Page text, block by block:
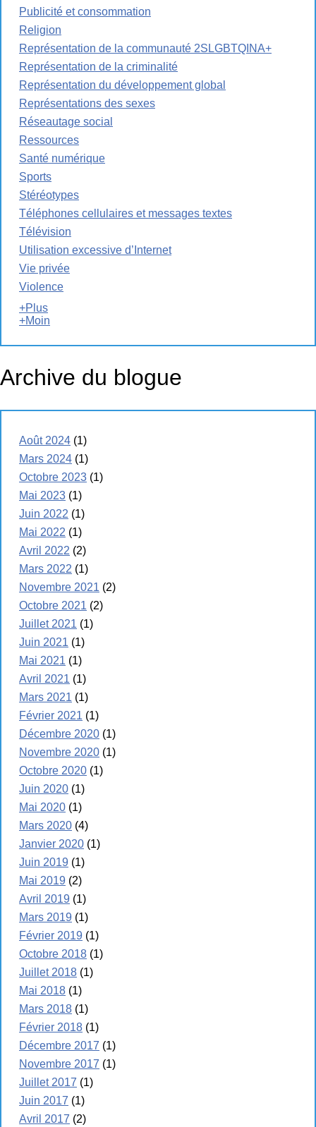
Publicité et consommation
Religion
Représentation de la communauté 2SLGBTQINA+
Représentation de la criminalité
Représentation du développement global
Représentations des sexes
Réseautage social
Ressources
Santé numérique
Sports
Stéréotypes
Téléphones cellulaires et messages textes
Télévision
Utilisation excessive d’Internet
Vie privée
Violence
+Plus
+Moin
Archive du blogue
Août 2024 (1)
Mars 2024 (1)
Octobre 2023 (1)
Mai 2023 (1)
Juin 2022 (1)
Mai 2022 (1)
Avril 2022 (2)
Mars 2022 (1)
Novembre 2021 (2)
Octobre 2021 (2)
Juillet 2021 (1)
Juin 2021 (1)
Mai 2021 (1)
Avril 2021 (1)
Mars 2021 (1)
Février 2021 (1)
Décembre 2020 (1)
Novembre 2020 (1)
Octobre 2020 (1)
Juin 2020 (1)
Mai 2020 (1)
Mars 2020 (4)
Janvier 2020 (1)
Juin 2019 (1)
Mai 2019 (2)
Avril 2019 (1)
Mars 2019 (1)
Février 2019 (1)
Octobre 2018 (1)
Juillet 2018 (1)
Mai 2018 (1)
Mars 2018 (1)
Février 2018 (1)
Décembre 2017 (1)
Novembre 2017 (1)
Juillet 2017 (1)
Juin 2017 (1)
Avril 2017 (2)